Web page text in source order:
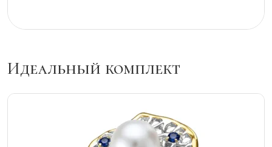
Идеальный комплект